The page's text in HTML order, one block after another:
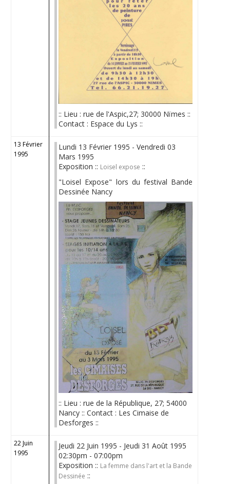
:: Lieu : rue de l'Aspic,27; 30000 Nïmes ::
Contact : Espace du Lys ::
13 Février
1995
Lundi 13 Février 1995 - Vendredi 03
Mars 1995
Exposition :: Loisel expose ::
"Loisel Expose" lors du festival Bande
Dessinée Nancy
:: Lieu : rue de la République, 27; 54000
Nancy :: Contact : Les Cimaise de
Desforges ::
22 Juin
1995
Jeudi 22 Juin 1995 - Jeudi 31 Août 1995
02:30pm - 07:00pm
Exposition :: La femme dans l'art et la Bande
Dessinée ::